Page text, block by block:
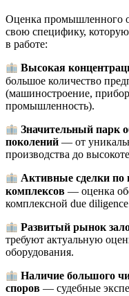
Оценка промышленного
свою специфику,
в работе:
Высокая
большое количество
(машиностроение,
промышленность).
Значительный парк
поколений — от
производства до
Активные сделки по
комплексов — оценка
комплексной due
Развитый рынок
требуют актуальную
оборудования.
Наличие большого
споров — судебные